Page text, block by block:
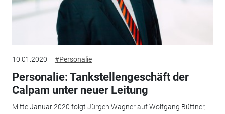
10.01.2020 #Personalie
Personalie: Tankstellengeschäft der
Calpam unter neuer Leitung
Mitte Januar 2020 folgt Jürgen Wagner auf Wolfgang Büttner,